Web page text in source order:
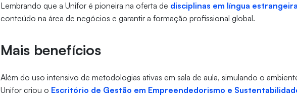
Lembrando que a Unifor é pioneira na oferta de disciplinas em língua estrangeira
conteúdo na área de negócios e garantir a formação profissional global.
Mais benefícios
Além do uso intensivo de metodologias ativas em sala de aula, simulando o
Unifor criou o Escritório de Gestão em Empreendedorismo e